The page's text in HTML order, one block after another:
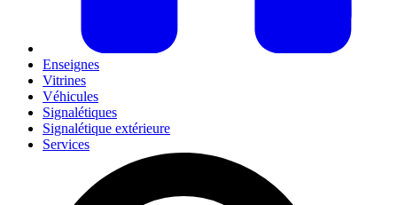
Enseignes
Vitrines
Véhicules
Signalétiques
Signalétique extérieure
Services